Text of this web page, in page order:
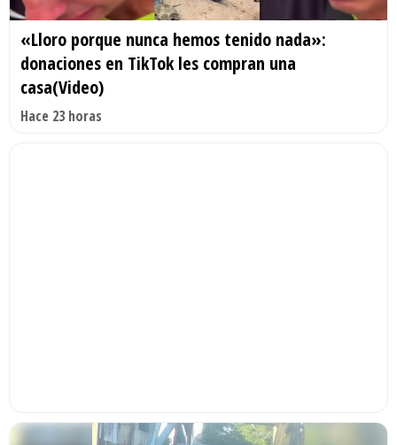
«Lloro porque nunca hemos tenido nada»:
donaciones en TikTok les compran una
casa(Video)
Hace 23 horas